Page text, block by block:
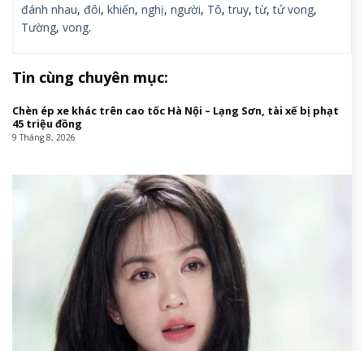
đánh nhau, đôi, khiến, nghị, người, Tô,truy,từ,tử vong,
Tường, vong.
Tin cùng chuyên mục:
Chèn ép xe khác trên cao tốc Hà Nội – Lạng Sơn, tài xế bị phạt
45 triệu đồng
9 Tháng 8, 2026